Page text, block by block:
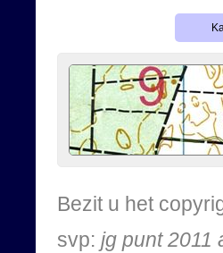
Bezit u het
svp: jg punt 2011